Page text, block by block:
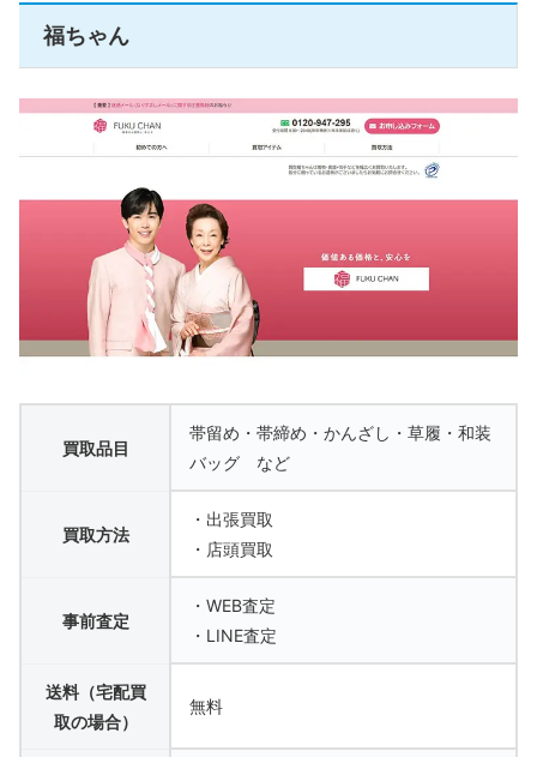
福ちゃん
買取品目
帯留め・帯締め・かんざし・草履・和装
バッグ など
買取方法
・出張買取
・店頭買取
事前査定
・WEB査定
・LINE査定
送料（宅配買
取の場合）
無料